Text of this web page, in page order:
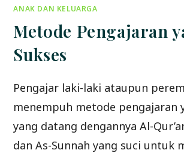
ANAK DAN KELUARGA
Metode Pengajaran
Sukses
Pengajar laki-laki ataupun
menempuh metode pengajaran
yang datang dengannya Al-
dan As-Sunnah yang suci untuk